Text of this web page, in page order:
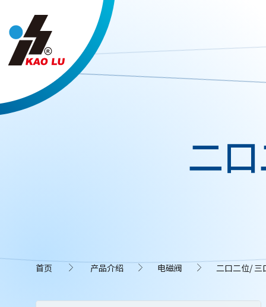
二
首页 产品介绍 电磁阀 二口二位/ 三